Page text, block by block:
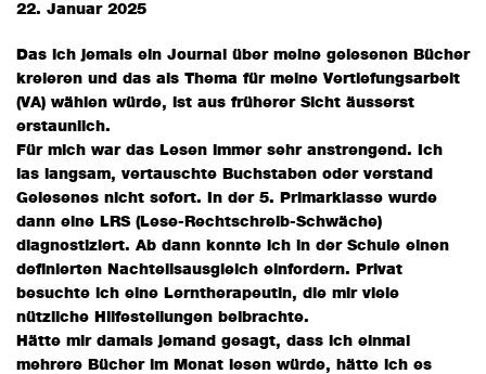
22. Januar 2025
Das ich jemals ein Journal über meine gelesenen Bücher
kreieren und das als Thema für meine Vertiefungsarbeit
(VA) wählen würde, ist aus früherer Sicht äusserst
erstaunlich.
Für mich war das Lesen immer sehr anstrengend. Ich
las langsam, vertauschte Buchstaben oder verstand
Gelesenes nicht sofort. In der 5. Primarklasse wurde
dann eine LRS (Lese-Rechtschreib-Schwäche)
diagnostiziert. Ab dann konnte ich in der Schule einen
definierten Nachteilsausgleich einfordern. Privat
besuchte ich eine Lerntherapeutin, die mir viele
nützliche Hilfestellungen beibrachte.
Hätte mir damals jemand gesagt, dass ich einmal
mehrere Bücher im Monat lesen würde, hätte ich es